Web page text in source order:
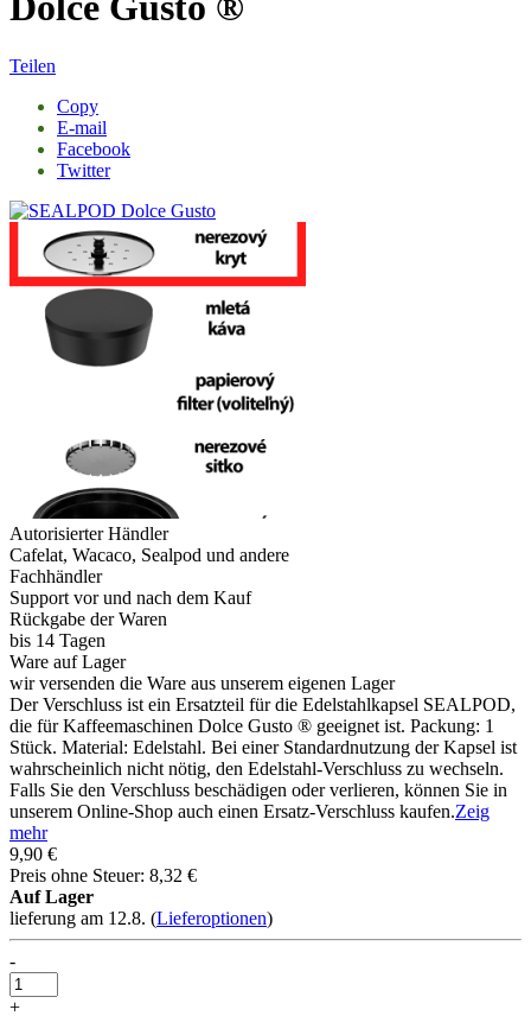
Teilen
Copy
E-mail
Facebook
Twitter
Autorisierter Händler
Cafelat, Wacaco, Sealpod und andere
Fachhändler
Support vor und nach dem Kauf
Rückgabe der Waren
bis 14 Tagen
Ware auf Lager
wir versenden die Ware aus unserem eigenen Lager
Der Verschluss ist ein Ersatzteil für die Edelstahlkapsel SEALPOD,
die für Kaffeemaschinen Dolce Gusto ® geeignet ist. Packung: 1
Stück. Material: Edelstahl. Bei einer Standardnutzung der Kapsel ist
wahrscheinlich nicht nötig, den Edelstahl-Verschluss zu wechseln.
Falls Sie den Verschluss beschädigen oder verlieren, können Sie in
unserem Online-Shop auch einen Ersatz-Verschluss kaufen.Zeig
mehr
9,90 €
Preis ohne Steuer: 8,32 €
Auf Lager
lieferung am 12.8. (Lieferoptionen)
-
+